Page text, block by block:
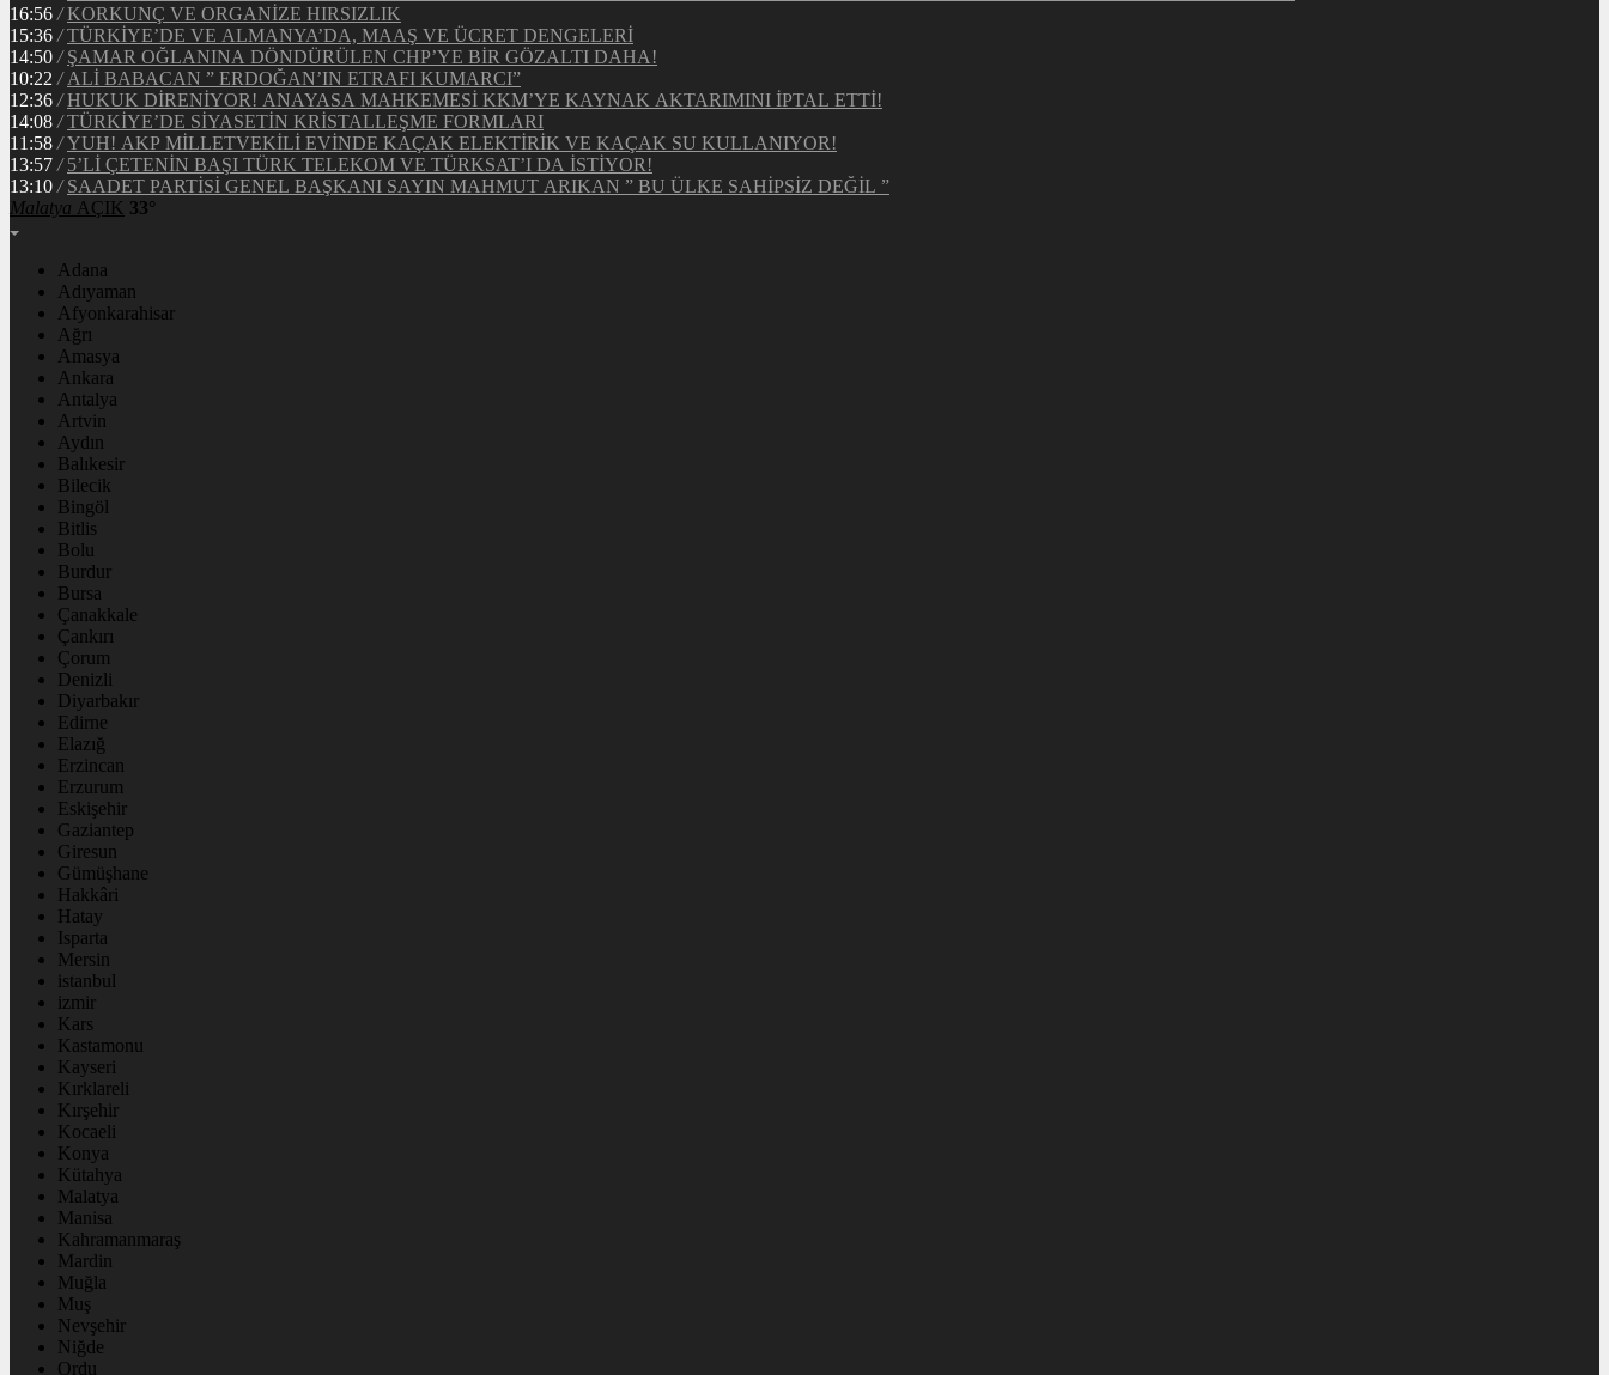
16:56 / KORKUNÇ VE ORGANİZE HIRSIZLIK
15:36 / TÜRKİYE’DE VE ALMANYA’DA, MAAŞ VE ÜCRET DENGELERİ
14:50 / ŞAMAR OĞLANINA DÖNDÜRÜLEN CHP’YE BİR GÖZALTI DAHA!
10:22 / ALİ BABACAN ” ERDOĞAN’IN ETRAFI KUMARCI”
12:36 / HUKUK DİRENİYOR! ANAYASA MAHKEMESİ KKM’YE KAYNAK AKTARIMINI İPTAL ETTİ!
14:08 / TÜRKİYE’DE SİYASETİN KRİSTALLEŞME FORMLARI
11:58 / YUH! AKP MİLLETVEKİLİ EVİNDE KAÇAK ELEKTİRİK VE KAÇAK SU KULLANIYOR!
13:57 / 5’Lİ ÇETENİN BAŞI TÜRK TELEKOM VE TÜRKSAT’I DA İSTİYOR!
13:10 / SAADET PARTİSİ GENEL BAŞKANI SAYIN MAHMUT ARIKAN ” BU ÜLKE SAHİPSİZ DEĞİL ”
Malatya AÇIK 33°
Adana
Adıyaman
Afyonkarahisar
Ağrı
Amasya
Ankara
Antalya
Artvin
Aydın
Balıkesir
Bilecik
Bingöl
Bitlis
Bolu
Burdur
Bursa
Çanakkale
Çankırı
Çorum
Denizli
Diyarbakır
Edirne
Elazığ
Erzincan
Erzurum
Eskişehir
Gaziantep
Giresun
Gümüşhane
Hakkâri
Hatay
Isparta
Mersin
istanbul
izmir
Kars
Kastamonu
Kayseri
Kırklareli
Kırşehir
Kocaeli
Konya
Kütahya
Malatya
Manisa
Kahramanmaraş
Mardin
Muğla
Muş
Nevşehir
Niğde
Ordu